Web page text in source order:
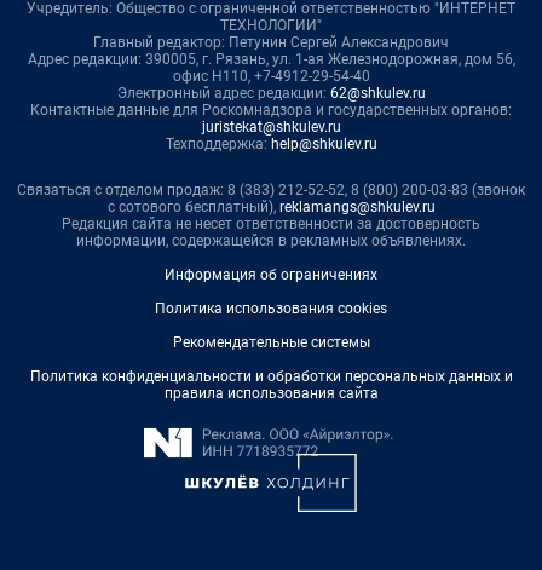
Учредитель: Общество с ограниченной ответственностью "ИНТЕРНЕТ
ТЕХНОЛОГИИ"
Главный редактор: Петунин Сергей Александрович
Адрес редакции: 390005, г. Рязань, ул. 1-ая Железнодорожная, дом 56,
офис Н110, +7-4912-29-54-40
Электронный адрес редакции: 62@shkulev.ru
Контактные данные для Роскомнадзора и государственных органов:
juristekat@shkulev.ru
Техподдержка: help@shkulev.ru
Связаться с отделом продаж: 8 (383) 212-52-52, 8 (800) 200-03-83 (звонок
с сотового бесплатный), reklamangs@shkulev.ru
Редакция сайта не несет ответственности за достоверность
информации, содержащейся в рекламных объявлениях.
Информация об ограничениях
Политика использования cookies
Рекомендательные системы
Политика конфиденциальности и обработки персональных данных и
правила использования сайта